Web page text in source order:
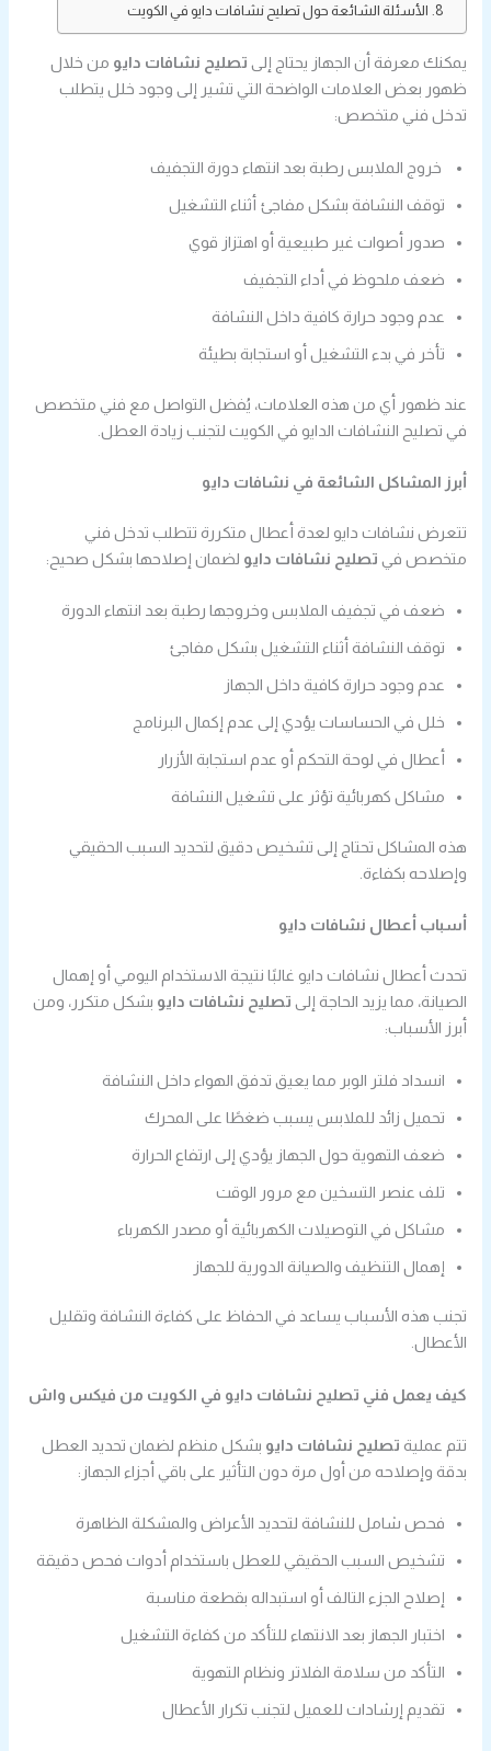
الأسئلة الشائعة حول تصليح نشافات دايو في الكويت
يمكنك معرفة أن الجهاز يحتاج إلى تصليح نشافات دايو من خلال
ظهور بعض العلامات الواضحة التي تشير إلى وجود خلل يتطلب
تدخل فني متخصص:
خروج الملابس رطبة بعد انتهاء دورة التجفيف
توقف النشافة بشكل مفاجئ أثناء التشغيل
صدور أصوات غير طبيعية أو اهتزاز قوي
ضعف ملحوظ في أداء التجفيف
عدم وجود حرارة كافية داخل النشافة
تأخر في بدء التشغيل أو استجابة بطيئة
عند ظهور أي من هذه العلامات، يُفضل التواصل مع فني متخصص
في تصليح النشافات الدايو في الكويت لتجنب زيادة العطل.
أبرز المشاكل الشائعة في نشافات دايو
تتعرض نشافات دايو لعدة أعطال متكررة تتطلب تدخل فني
متخصص في تصليح نشافات دايو لضمان إصلاحها بشكل صحيح:
ضعف في تجفيف الملابس وخروجها رطبة بعد انتهاء الدورة
توقف النشافة أثناء التشغيل بشكل مفاجئ
عدم وجود حرارة كافية داخل الجهاز
خلل في الحساسات يؤدي إلى عدم إكمال البرنامج
أعطال في لوحة التحكم أو عدم استجابة الأزرار
مشاكل كهربائية تؤثر على تشغيل النشافة
هذه المشاكل تحتاج إلى تشخيص دقيق لتحديد السبب الحقيقي
وإصلاحه بكفاءة.
أسباب أعطال نشافات دايو
تحدث أعطال نشافات دايو غالبًا نتيجة الاستخدام اليومي أو إهمال
الصيانة، مما يزيد الحاجة إلى تصليح نشافات دايو بشكل متكرر، ومن
أبرز الأسباب:
انسداد فلتر الوبر مما يعيق تدفق الهواء داخل النشافة
تحميل زائد للملابس يسبب ضغطًا على المحرك
ضعف التهوية حول الجهاز يؤدي إلى ارتفاع الحرارة
تلف عنصر التسخين مع مرور الوقت
مشاكل في التوصيلات الكهربائية أو مصدر الكهرباء
إهمال التنظيف والصيانة الدورية للجهاز
تجنب هذه الأسباب يساعد في الحفاظ على كفاءة النشافة وتقليل
الأعطال.
كيف يعمل فني تصليح نشافات دايو في الكويت من فيكس واش
تتم عملية تصليح نشافات دايو بشكل منظم لضمان تحديد العطل
بدقة وإصلاحه من أول مرة دون التأثير على باقي أجزاء الجهاز:
فحص شامل للنشافة لتحديد الأعراض والمشكلة الظاهرة
تشخيص السبب الحقيقي للعطل باستخدام أدوات فحص دقيقة
إصلاح الجزء التالف أو استبداله بقطعة مناسبة
اختبار الجهاز بعد الانتهاء للتأكد من كفاءة التشغيل
التأكد من سلامة الفلاتر ونظام التهوية
تقديم إرشادات للعميل لتجنب تكرار الأعطال